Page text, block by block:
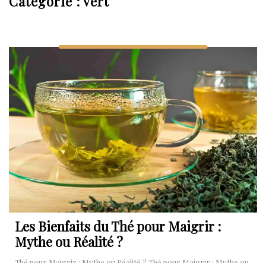
Les Bienfaits du Thé pour Maigrir :
Mythe ou Réalité ?